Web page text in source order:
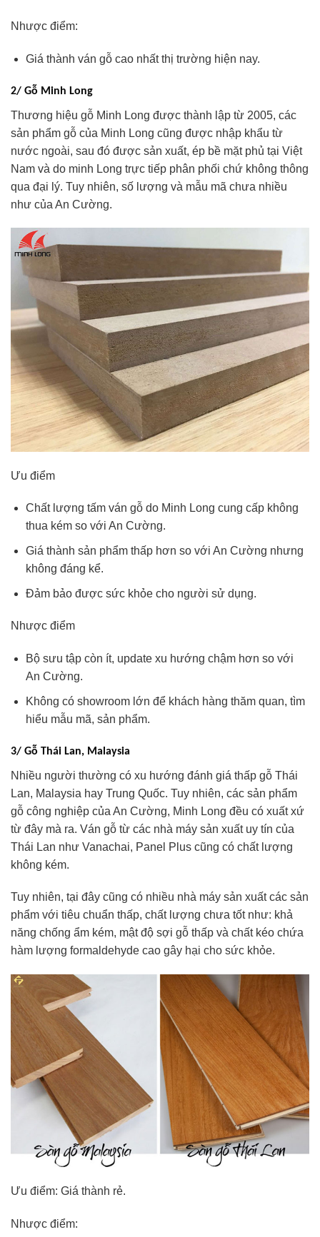
Nhược điểm:
Giá thành ván gỗ cao nhất thị trường hiện nay.
2/ Gỗ Minh Long
Thương hiệu gỗ Minh Long được thành lập từ 2005, các
sản phẩm gỗ của Minh Long cũng được nhập khẩu từ
nước ngoài, sau đó được sản xuất, ép bề mặt phủ tại Việt
Nam và do minh Long trực tiếp phân phối chứ không thông
qua đại lý. Tuy nhiên, số lượng và mẫu mã chưa nhiều
như của An Cường.
Ưu điểm
Chất lượng tấm ván gỗ do Minh Long cung cấp không
thua kém so với An Cường.
Giá thành sản phẩm thấp hơn so với An Cường nhưng
không đáng kể.
Đảm bảo được sức khỏe cho người sử dụng.
Nhược điểm
Bộ sưu tập còn ít, update xu hướng chậm hơn so với
An Cường.
Không có showroom lớn để khách hàng thăm quan, tìm
hiểu mẫu mã, sản phẩm.
3/ Gỗ Thái Lan, Malaysia
Nhiều người thường có xu hướng đánh giá thấp gỗ Thái
Lan, Malaysia hay Trung Quốc. Tuy nhiên, các sản phẩm
gỗ công nghiệp của An Cường, Minh Long đều có xuất xứ
từ đây mà ra. Ván gỗ từ các nhà máy sản xuất uy tín của
Thái Lan như Vanachai, Panel Plus cũng có chất lượng
không kém.
Tuy nhiên, tại đây cũng có nhiều nhà máy sản xuất các sản
phẩm với tiêu chuẩn thấp, chất lượng chưa tốt như: khả
năng chống ẩm kém, mật độ sợi gỗ thấp và chất kéo chứa
hàm lượng formaldehyde cao gây hại cho sức khỏe.
Ưu điểm: Giá thành rẻ.
Nhược điểm: